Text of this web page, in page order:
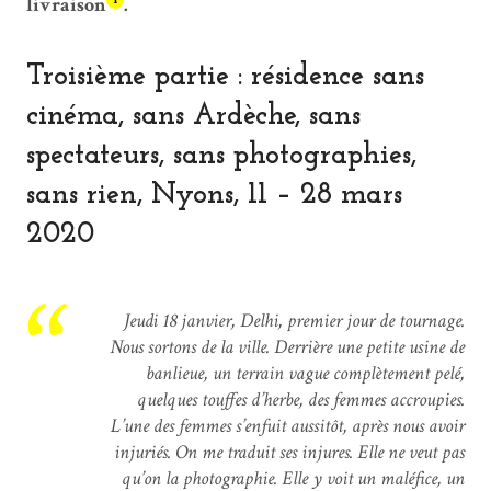
livraison .
Troisième partie : résidence sans
cinéma, sans Ardèche, sans
spectateurs, sans photographies,
sans rien, Nyons, 11 – 28 mars
2020
Jeudi 18 janvier, Delhi, premier jour de tournage.
Nous sortons de la ville. Derrière une petite usine de
banlieue, un terrain vague complètement pelé,
quelques touffes d’herbe, des femmes accroupies.
L’une des femmes s’enfuit aussitôt, après nous avoir
injuriés. On me traduit ses injures. Elle ne veut pas
qu’on la photographie. Elle y voit un maléfice, un